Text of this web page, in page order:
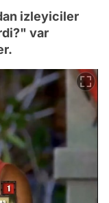
izleyiciler
var